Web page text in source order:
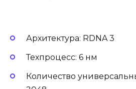
Архитектура: RDNA 3
Техпроцесс: 6 нм
Количество